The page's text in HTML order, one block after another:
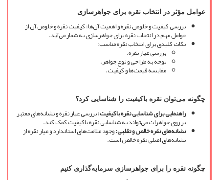
عوامل مؤثر در انتخاب نقره برای جواهرسازی
بررسی کیفیت و خلوص نقره و اهمیت آنها: کیفیت نقره و خلوص آن از
عوامل مهم در انتخاب نقره برای جواهرسازی به شمار میآید.
نکات کلیدی برای انتخاب نقره مناسب:
بررسی عیار نقره.
توجه به طراحی و نوع جواهر.
مقایسه قیمتها و کیفیت.
چگونه میتوان نقره باکیفیت را شناسایی کرد؟
راهنمایی برای شناسایی نقره باکیفیت:بررسی عیار نقره و نشانههای معتبر
بر روی جواهرات میتواند به شناسایی نقره باکیفیت کمک کند.
نشانههای نقره خالص و تقلبی:وجود علامتهای استاندارد و عیار نقره از
نشانههای اصلی نقره خالص است.
چگونه نقره را برای جواهرسازی سرمایهگذاری کنیم